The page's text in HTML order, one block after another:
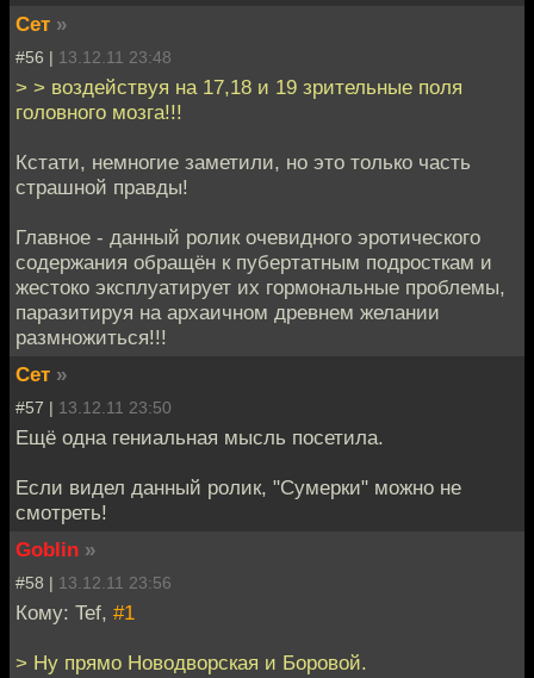
Сет »
#56 | 13.12.11 23:48
> > воздействуя на 17,18 и 19 зрительные поля
головного мозга!!!
Кстати, немногие заметили, но это только часть
страшной правды!
Главное - данный ролик очевидного эротического
содержания обращён к пубертатным подросткам и
жестоко эксплуатирует их гормональные проблемы,
паразитируя на архаичном древнем желании
размножиться!!!
Сет »
#57 | 13.12.11 23:50
Ещё одна гениальная мысль посетила.
Если видел данный ролик, "Сумерки" можно не
смотреть!
Goblin »
#58 | 13.12.11 23:56
Кому: Tef, #1
> Ну прямо Новодворская и Боровой.